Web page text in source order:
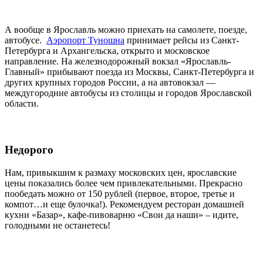
А вообще в Ярославль можно приехать на самолете, поезде,
автобусе. Аэропорт Туношна принимает рейсы из Санкт-
Петербурга и Архангельска, открыто и московское
направление. На железнодорожный вокзал «Ярославль-
Главный» прибывают поезда из Москвы, Санкт-Петербурга и
других крупных городов России, а на автовокзал —
междугородние автобусы из столицы и городов Ярославской
области.
Недорого
Нам, привыкшим к размаху московских цен, ярославские
цены показались более чем привлекательными. Прекрасно
пообедать можно от 150 рублей (первое, второе, третье и
компот…и еще булочка!). Рекомендуем ресторан домашней
кухни «Базар», кафе-пивоварню «Свои да наши» – идите,
голодными не останетесь!